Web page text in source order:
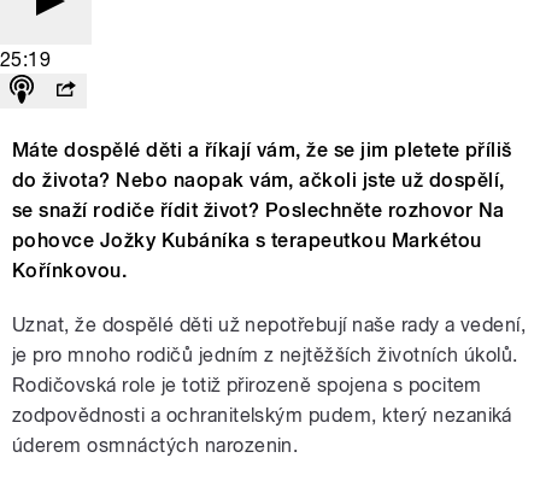
25:19
Máte dospělé děti a říkají vám, že se jim pletete příliš
do života? Nebo naopak vám, ačkoli jste už dospělí,
se snaží rodiče řídit život? Poslechněte rozhovor Na
pohovce Jožky Kubáníka s terapeutkou Markétou
Kořínkovou.
Uznat, že dospělé děti už nepotřebují naše rady a vedení,
je pro mnoho rodičů jedním z nejtěžších životních úkolů.
Rodičovská role je totiž přirozeně spojena s pocitem
zodpovědnosti a ochranitelským pudem, který nezaniká
úderem osmnáctých narozenin.